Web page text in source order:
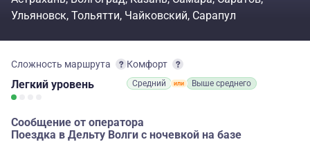
Ульяновск Тольятти Чайковский Сарапул
Сложность маршрута
Легкий уровень
Комфорт
Средний Выше среднего
Сообщение от оператора
Поездка в Дельту Волги с ночевкой на базе